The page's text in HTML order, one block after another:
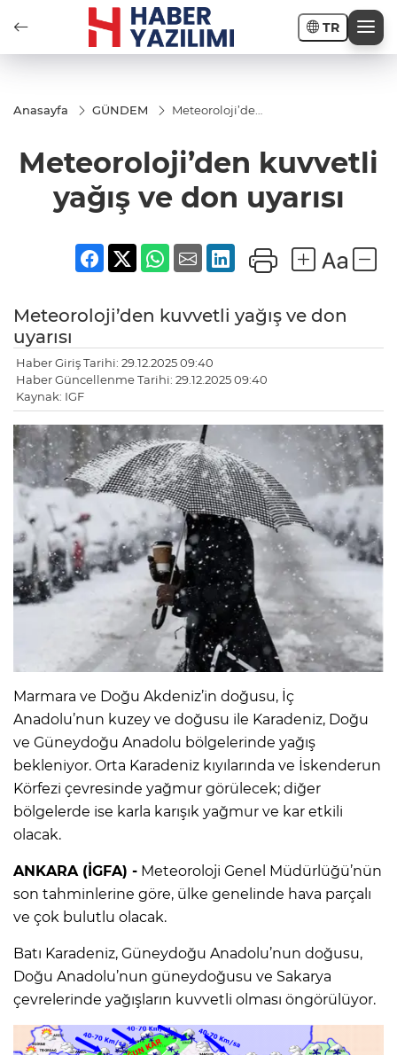
TR
Anasayfa GÜNDEM
Meteoroloji’den
Meteoroloji’den kuvvetli
yağış ve don uyarısı
Meteoroloji’den kuvvetli yağış ve don
uyarısı
Haber Giriş Tarihi: 29.12.2025 09:40
Haber Güncellenme Tarihi: 29.12.2025 09:40
Kaynak: IGF
Marmara ve Doğu Akdeniz’in doğusu, İç
Anadolu’nun kuzey ve doğusu ile Karadeniz, Doğu
ve Güneydoğu Anadolu bölgelerinde yağış
bekleniyor. Orta Karadeniz kıyılarında ve İskenderun
Körfezi çevresinde yağmur görülecek; diğer
bölgelerde ise karla karışık yağmur ve kar etkili
olacak.
ANKARA (İGFA) - Meteoroloji Genel Müdürlüğü’nün
son tahminlerine göre, ülke genelinde hava parçalı
ve çok bulutlu olacak.
Batı Karadeniz, Güneydoğu Anadolu’nun doğusu,
Doğu Anadolu’nun güneydoğusu ve Sakarya
çevrelerinde yağışların kuvvetli olması öngörülüyor.